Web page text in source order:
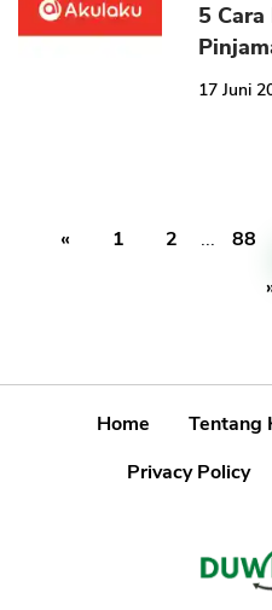
5
17 Juni
« 1 2 ... 88
Home Tentang
Privacy Policy